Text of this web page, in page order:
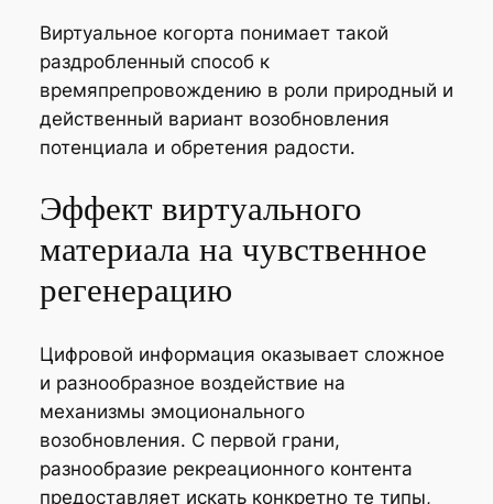
Виртуальное когорта понимает такой
раздробленный способ к
времяпрепровождению в роли природный и
действенный вариант возобновления
потенциала и обретения радости.
Эффект виртуального
материала на чувственное
регенерацию
Цифровой информация оказывает сложное
и разнообразное воздействие на
механизмы эмоционального
возобновления. С первой грани,
разнообразие рекреационного контента
предоставляет искать конкретно те типы,